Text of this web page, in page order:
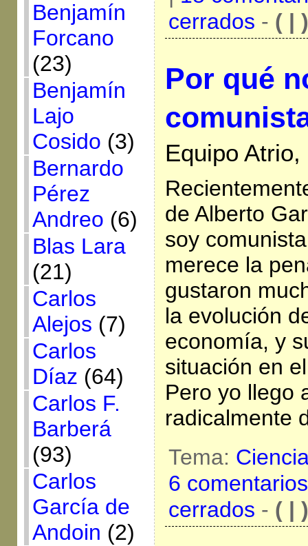
Benjamín
Forcano
(23)
Benjamín
Lajo
Cosido (3)
Bernardo
Pérez
Andreo (6)
Blas Lara
(21)
Carlos
Alejos (7)
Carlos
Díaz (64)
Carlos F.
Barberá
(93)
Carlos
García de
Andoin (2)
cerrados - ( | )
Por qué
Equipo
de Alberto
soy
merece la
gustaron
la evolución
economía, y
situación en
Pero yo llego
radicalmente
Tema:
6
cerrados - ( | )